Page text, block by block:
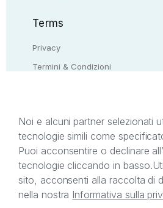
Terms
Privacy
Termini & Condizioni
Il presente sito web è di
C.F. e P.IVA 05338720963.
titolare di tutti i diritti di
afferenti ai marchi, loghi e
sul sito web. Si invita l’utente a
Noi e alcuni partner selezionati
tecnologie simili come
Puoi acconsentire o declinare
tecnologie cliccando in basso.
sito, acconsenti alla raccolta di
nella nostra Informativa sulla